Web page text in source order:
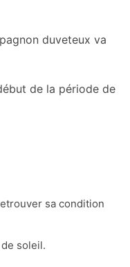
duveteux va
de la période de
sa condition
soleil.